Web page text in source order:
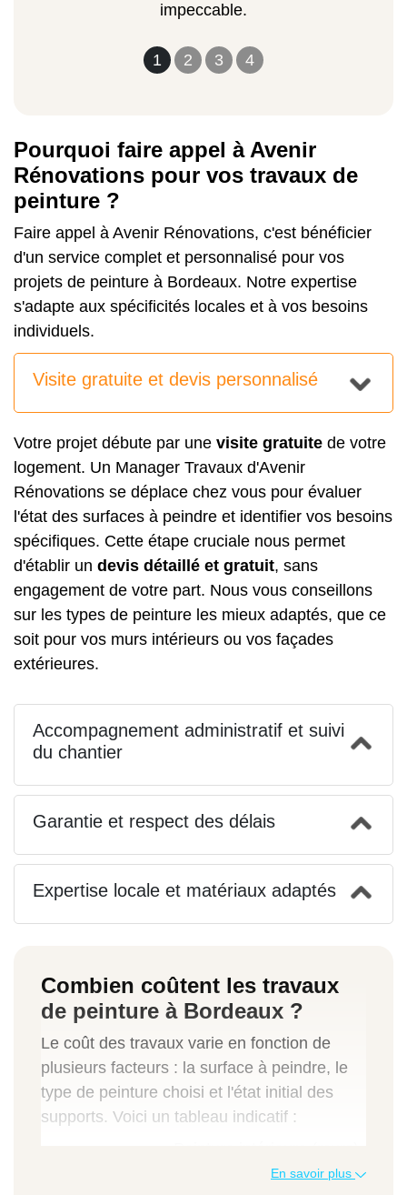
1 2 3 4
impeccable.
Pourquoi faire appel à Avenir
Rénovations pour vos travaux de
peinture ?
Faire appel à Avenir Rénovations, c'est bénéficier
d'un service complet et personnalisé pour vos
projets de peinture à Bordeaux. Notre expertise
s'adapte aux spécificités locales et à vos besoins
individuels.
Visite gratuite et devis personnalisé
Votre projet débute par une visite gratuite de votre
logement. Un Manager Travaux d'Avenir
Rénovations se déplace chez vous pour évaluer
l'état des surfaces à peindre et identifier vos besoins
spécifiques. Cette étape cruciale nous permet
d'établir un devis détaillé et gratuit, sans
engagement de votre part. Nous vous conseillons
sur les types de peinture les mieux adaptés, que ce
soit pour vos murs intérieurs ou vos façades
extérieures.
Accompagnement administratif et suivi
du chantier
Garantie et respect des délais
Expertise locale et matériaux adaptés
Combien coûtent les travaux
de peinture à Bordeaux ?
Le coût des travaux varie en fonction de
plusieurs facteurs : la surface à peindre, le
type de peinture choisi et l'état initial des
supports. Voici un tableau indicatif :
En savoir plus